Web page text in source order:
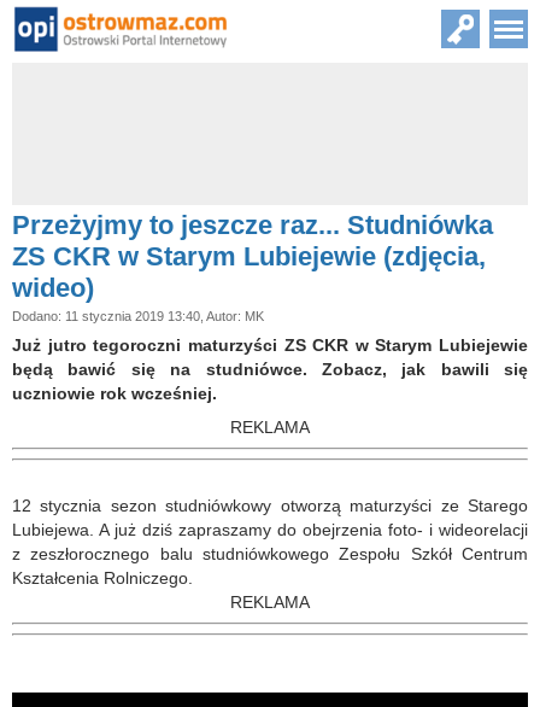
Przeżyjmy to jeszcze raz... Studniówka
ZS CKR w Starym Lubiejewie (zdjęcia,
wideo)
Dodano: 11 stycznia 2019 13:40, Autor: MK
Już jutro tegoroczni maturzyści ZS CKR w Starym Lubiejewie
będą bawić się na studniówce. Zobacz, jak bawili się
uczniowie rok wcześniej.
REKLAMA
12 stycznia sezon studniówkowy otworzą maturzyści ze Starego
Lubiejewa. A już dziś zapraszamy do obejrzenia foto- i wideorelacji
z zeszłorocznego balu studniówkowego Zespołu Szkół Centrum
Kształcenia Rolniczego.
REKLAMA